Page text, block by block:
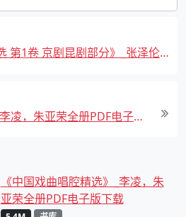
《中国戏曲唱腔精选 第1卷 京剧昆剧部分》_张泽伦主编全册PDF电子版下载
《中国戏曲唱腔精选》_李凌，朱亚荣全册PDF电子版下载
《中国戏曲唱腔精选》_李凌，朱
亚荣全册PDF电子版下载